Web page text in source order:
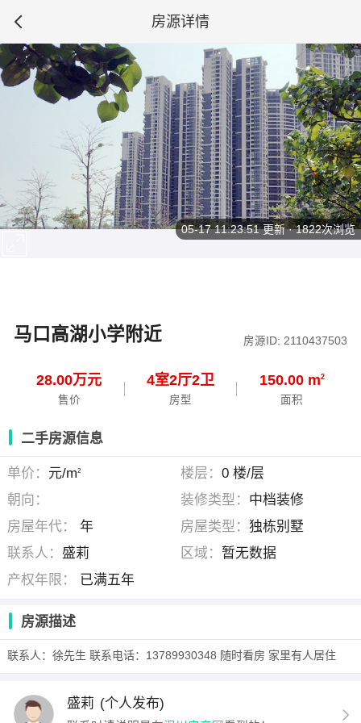
房源详情
马口高湖小学附近 房源ID: 2110437503
28.00万元
售价
4室2厅2卫
房型
150.00 m2
面积
05-17 11:23:51更新 · 1822次浏览
二手房源信息
单价： 元/m2 楼层： 0 楼/层
朝向：
装修类型： 中档装修
房屋年代：
年 房屋类型： 独栋别墅
联系人： 盛莉 区域： 暂无数据
产权年限：
已满五年
房源描述
联系人：徐先生 联系电话：13789930348 随时看房 家里有人居住
盛莉 (个人发布)